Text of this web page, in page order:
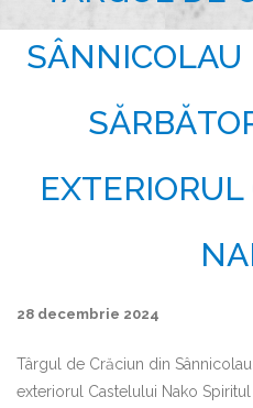
SÂNNICOLAU
28 decembrie 2024
Târgul de Crăciun din
exteriorul Castelului Nako